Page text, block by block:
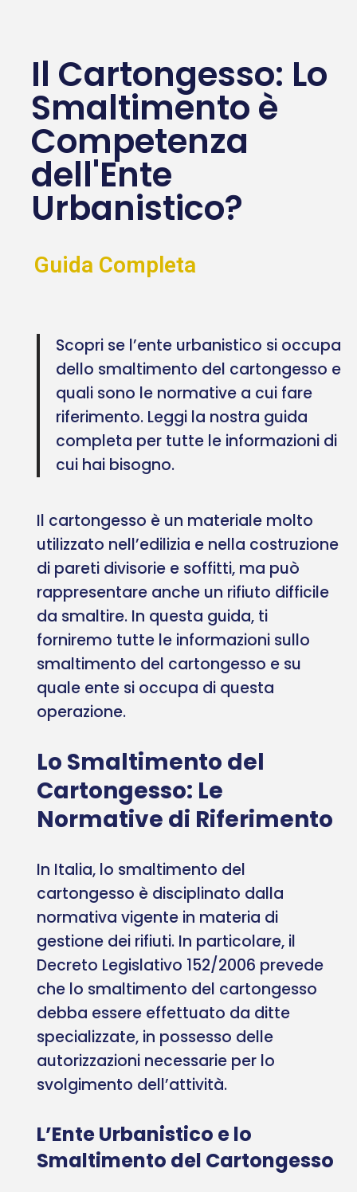
Il Cartongesso: Lo
Smaltimento è
Competenza
dell'Ente
Urbanistico?
Guida Completa
Scopri se l’ente urbanistico si occupa
dello smaltimento del cartongesso e
quali sono le normative a cui fare
riferimento. Leggi la nostra guida
completa per tutte le informazioni di
cui hai bisogno.
Il cartongesso è un materiale molto
utilizzato nell’edilizia e nella costruzione
di pareti divisorie e soffitti, ma può
rappresentare anche un rifiuto difficile
da smaltire. In questa guida, ti
forniremo tutte le informazioni sullo
smaltimento del cartongesso e su
quale ente si occupa di questa
operazione.
Lo Smaltimento del
Cartongesso: Le
Normative di Riferimento
In Italia, lo smaltimento del
cartongesso è disciplinato dalla
normativa vigente in materia di
gestione dei rifiuti. In particolare, il
Decreto Legislativo 152/2006 prevede
che lo smaltimento del cartongesso
debba essere effettuato da ditte
specializzate, in possesso delle
autorizzazioni necessarie per lo
svolgimento dell’attività.
L’Ente Urbanistico e lo
Smaltimento del Cartongesso